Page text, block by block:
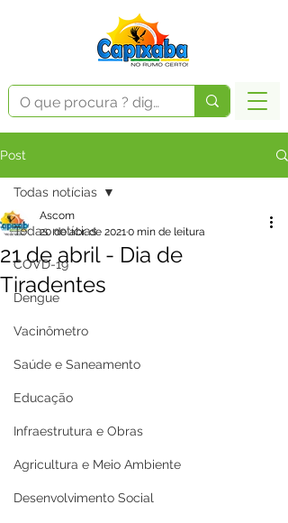
Post
Todas notícias
COVD-19
Dengue
Vacinômetro
Saúde e Saneamento
Educação
Infraestrutura e Obras
Agricultura e Meio Ambiente
Desenvolvimento Social
Todas notícias
21 de abril - Dia de
Tiradentes
Ascom
20 de abr. de 20210 min de leitura